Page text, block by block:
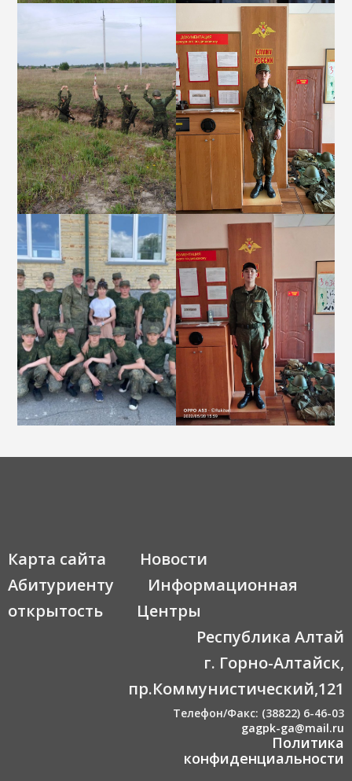
Карта сайта
Новости
Абитуриенту
Информационная
открытость
Центры
Республика Алтай
г. Горно-Алтайск,
пр.Коммунистический,121
Телефон/Факс: (38822) 6-46-03
gagpk-ga@mail.ru
Политика
конфиденциальности